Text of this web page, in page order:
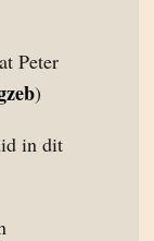
Peter
)
in dit